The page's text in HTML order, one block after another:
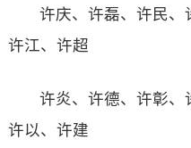
许庆、许磊、许民、
许江、许超
许炎、许德、许彰、
许以、许建